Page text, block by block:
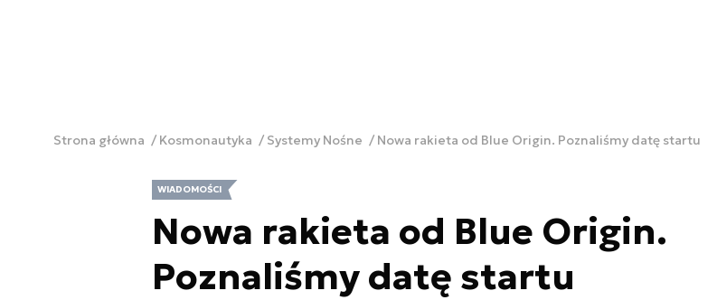
Strona główna Kosmonautyka Systemy Nośne Nowa rakieta od Blue Origin. Poznaliśmy datę startu
WIADOMOŚCI
Nowa rakieta od Blue Origin.
Poznaliśmy datę startu